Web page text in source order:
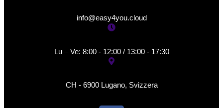
info@easy4you.cloud
Lu – Ve: 8:00 - 12:00 / 13:00 - 17:30
CH - 6900 Lugano, Svizzera